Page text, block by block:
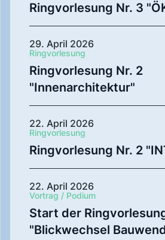
Ringvorlesung Nr. 3
29. April 2026
Ringvorlesung
Ringvorlesung Nr. 2
"Innenarchitektur"
22. April 2026
Ringvorlesung
Ringvorlesung Nr. 2
22. April 2026
Vortrag / Podium
Start der
"Blickwechsel